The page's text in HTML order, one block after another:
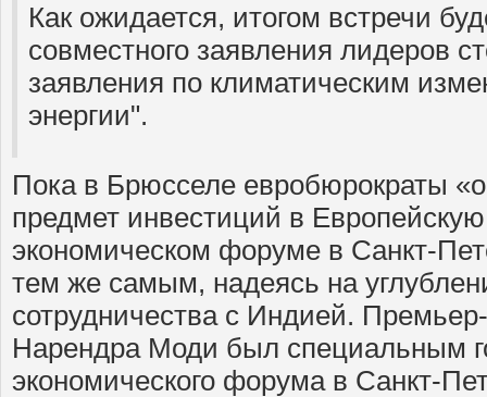
Как ожидается, итогом встречи
совместного заявления лидеров
заявления по климатическим
энергии".
Пока в Брюсселе евробюрократы
предмет инвестиций в
экономическом форуме в Санкт-
тем же самым, надеясь на
сотрудничества с Индией.
Нарендра Моди был специальным
экономического форума в Санкт-